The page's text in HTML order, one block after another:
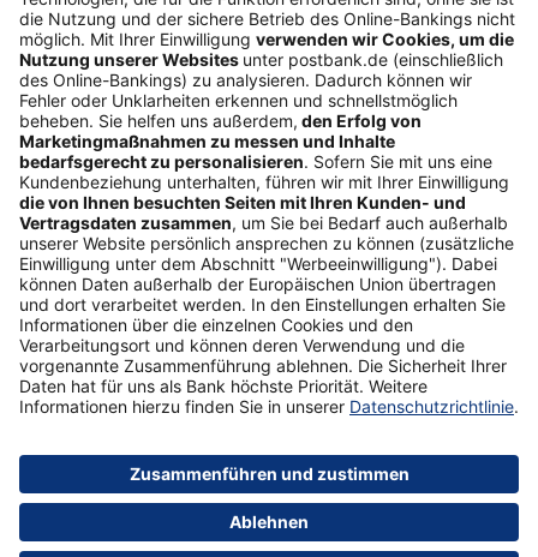
Interessant
Freundschaftswerbung
Schufa-Auskunft
Soziales Engagement
Nachhaltigkeit
ETF-Sparplanrechner
Beliebt
Umzugskredit
Gemeinschaftskonto
ETFs
Gehaltskonto
Anschlussfinanzierung
Vertrag widerrufen Sicherheit Impressum
Datenschutz Barrierefreiheit AGB Formulare